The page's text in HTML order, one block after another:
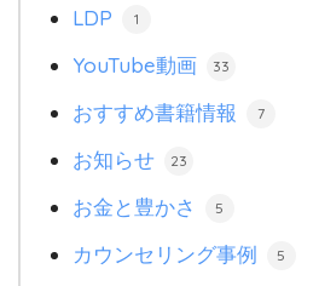
LDP 1
YouTube動画 33
おすすめ書籍情報 7
お知らせ 23
お金と豊かさ 5
カウンセリング事例 5